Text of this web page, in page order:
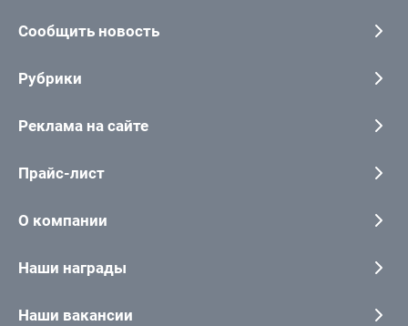
Сообщить новость
Рубрики
Реклама на сайте
Прайс-лист
О компании
Наши награды
Наши вакансии